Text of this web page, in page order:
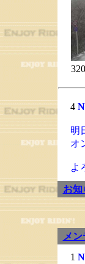
4
明
オ
よ
お知
メン
1